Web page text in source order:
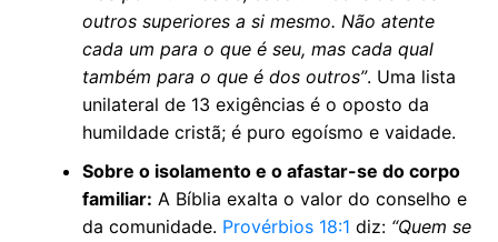
outros superiores a si mesmo. Não atente
cada um para o que é seu, mas cada qual
também para o que é dos outros”. Uma lista
unilateral de 13 exigências é o oposto da
humildade cristã; é puro egoísmo e vaidade.
Sobre o isolamento e o afastar-se do corpo
familiar: A Bíblia exalta o valor do conselho e
da comunidade. Provérbios 18:1 diz: “Quem se